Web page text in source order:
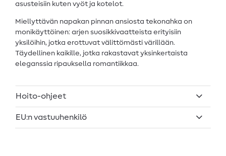
asusteisiin kuten vyöt ja kotelot.
Miellyttävän napakan pinnan ansiosta tekonahka on
monikäyttöinen: arjen suosikkivaatteista erityisiin
yksilöihin, jotka erottuvat välittömästi värillään.
Täydellinen kaikille, jotka rakastavat yksinkertaista
eleganssia ripauksella romantiikkaa.
Hoito-ohjeet
EU:n vastuuhenkilö